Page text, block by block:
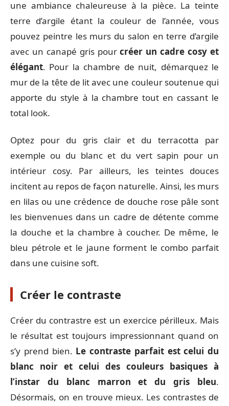
une ambiance chaleureuse à la pièce. La teinte
terre d’argile étant la couleur de l’année, vous
pouvez peintre les murs du salon en terre d’argile
avec un canapé gris pourcréer un cadre cosy et
élégant. Pour la chambre de nuit, démarquez le
mur de la tête de lit avec une couleur soutenue qui
apporte du style à la chambre tout en cassant le
total look.
Optez pour du gris clair et du terracotta par
exemple ou du blanc et du vert sapin pour un
intérieur cosy. Par ailleurs, les teintes douces
incitent au repos de façon naturelle. Ainsi, les murs
en lilas ou une crédence de douche rose pâle sont
les bienvenues dans un cadre de détente comme
la douche et la chambre à coucher. De même, le
bleu pétrole et le jaune forment le combo parfait
dans une cuisine soft.
Créer le contraste
Créer du contrastre est un exercice périlleux. Mais
le résultat est toujours impressionnant quand on
s’y prend bien. Le contraste parfait est celui du
blanc noir et celui des couleurs basiques à
l’instar du blanc marron et du gris bleu.
Désormais, on en trouve mieux. Les contrastes de